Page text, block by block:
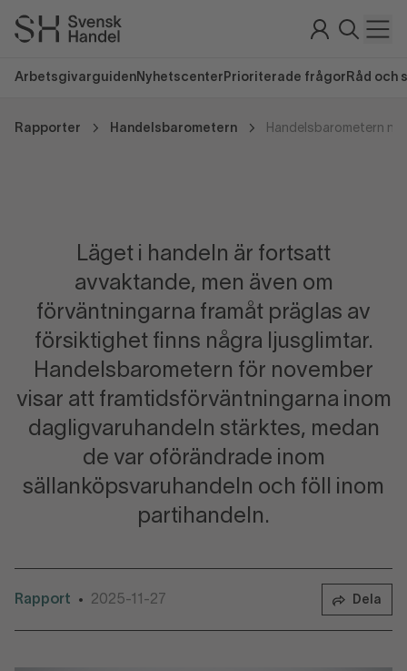
Arbetsgivarguiden Nyhetscenter Prioriterade frågor Råd och
Rapporter Handelsbarometern Handelsbarometern
Läget i handeln är fortsatt
avvaktande, men även om
förväntningarna framåt präglas av
försiktighet finns några ljusglimtar.
Handelsbarometern för november
visar att framtidsförväntningarna inom
dagligvaruhandeln stärktes, medan
de var oförändrade inom
sällanköpsvaruhandeln och föll inom
partihandeln.
Rapport • 2025-11-27 Dela